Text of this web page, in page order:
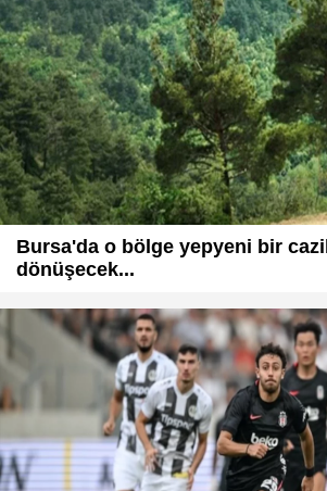
Bursa'da o bölge yepyeni bir
dönüşecek...